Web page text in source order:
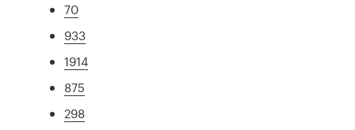
70
933
1914
875
298